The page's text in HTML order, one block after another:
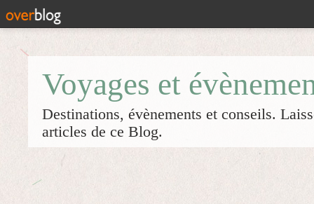
Voyages et
Destinations, évènements et conseils.
articles de ce Blog.